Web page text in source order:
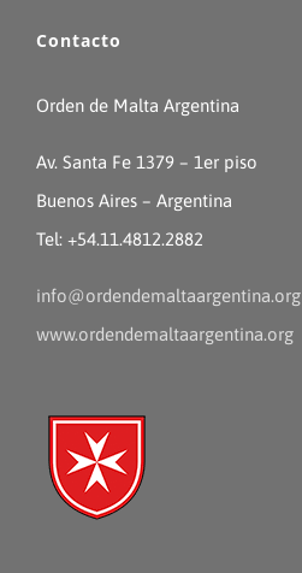
Contacto
Orden de Malta Argentina
Av. Santa Fe 1379 – 1er piso
Buenos Aires – Argentina
Tel: +54.11.4812.2882
info@ordendemaltaargentina.org
www.ordendemaltaargentina.org